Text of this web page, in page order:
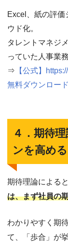
Excel、紙の評価
ウド化。
タレントマネジ
っていた人事業
⇒ 【公式】
無料ダウンロード
４．期待
ンを高める
期待理論によると
は、まず社員の
わかりやすく期
て、「歩合」が